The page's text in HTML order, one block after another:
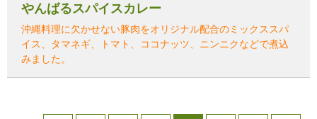
やんばるスパイスカレー
沖縄料理に欠かせない豚肉をオリジナル配合のミックススパ
イス、タマネギ、トマト、ココナッツ、ニンニクなどで煮込
みました。